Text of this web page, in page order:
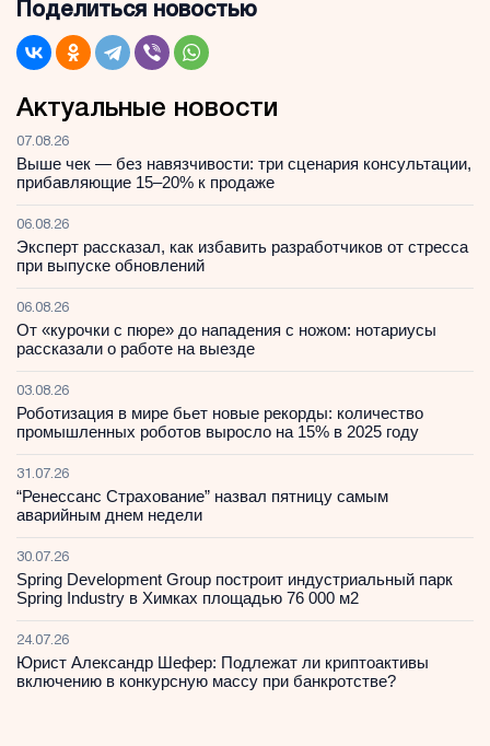
Поделиться новостью
Актуальные новости
07.08.26
Выше чек — без навязчивости: три сценария консультации,
прибавляющие 15–20% к продаже
06.08.26
Эксперт рассказал, как избавить разработчиков от стресса
при выпуске обновлений
06.08.26
От «курочки с пюре» до нападения с ножом: нотариусы
рассказали о работе на выезде
03.08.26
Роботизация в мире бьет новые рекорды: количество
промышленных роботов выросло на 15% в 2025 году
31.07.26
“Ренессанс Страхование” назвал пятницу самым
аварийным днем недели
30.07.26
Spring Development Group построит индустриальный парк
Spring Industry в Химках площадью 76 000 м2
24.07.26
Юрист Александр Шефер: Подлежат ли криптоактивы
включению в конкурсную массу при банкротстве?